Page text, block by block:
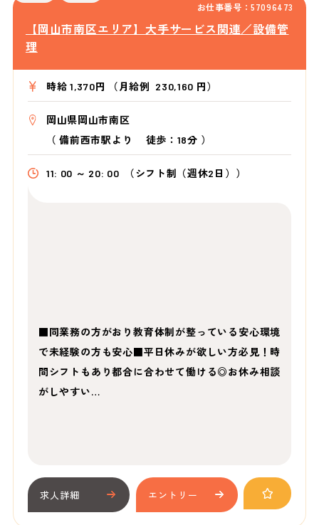
お仕事番号：57096473
【岡山市南区エリア】大手サービス関連／設備管
理
時給 1,370円 （月給例 230,160 円）
岡山県岡山市南区
（備前西市駅より 徒歩：18分 ）
11: 00 ～ 20: 00 （シフト制（週休2日））
■同業務の方がおり教育体制が整っている安心環境
で未経験の方も安心■平日休みが欲しい方必見！時
間シフトもあり都合に合わせて働ける◎お休み相談
がしやすい…
求人詳細 エントリー